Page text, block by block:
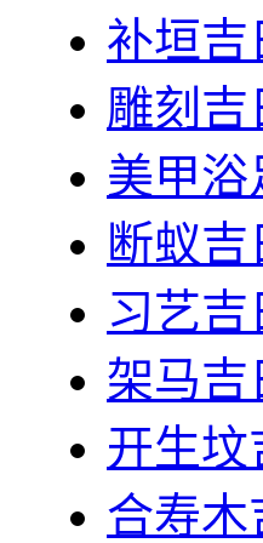
补垣吉
雕刻吉
美甲浴
断蚁吉
习艺吉
架马吉
开生坟
合寿木